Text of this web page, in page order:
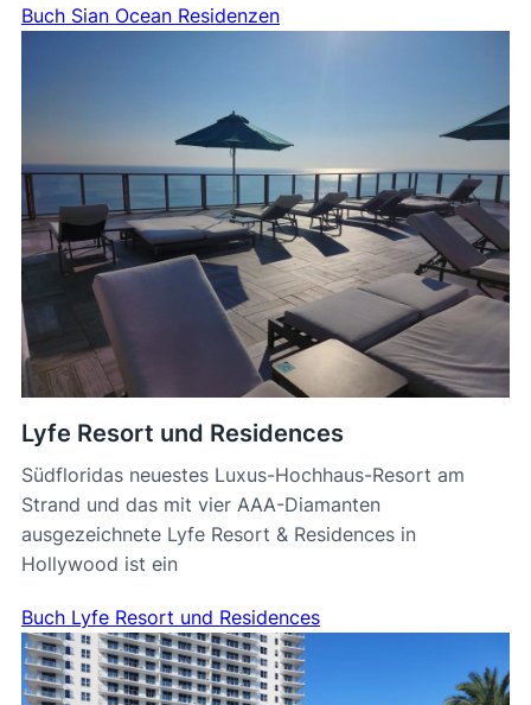
Buch Sian Ocean Residenzen
Lyfe Resort und Residences
Südfloridas neuestes Luxus-Hochhaus-Resort am
Strand und das mit vier AAA-Diamanten
ausgezeichnete Lyfe Resort & Residences in
Hollywood ist ein
Buch Lyfe Resort und Residences